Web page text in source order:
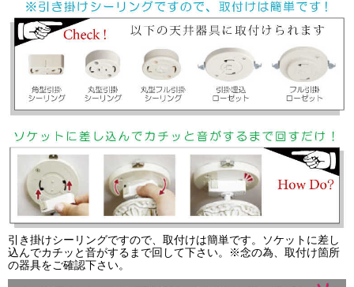
引き掛けシーリングですので、取付けは簡単です。ソケットに差し
込んでカチッと音がするまで回して下さい。※念の為、取付け箇所
の器具をご確認下さい。